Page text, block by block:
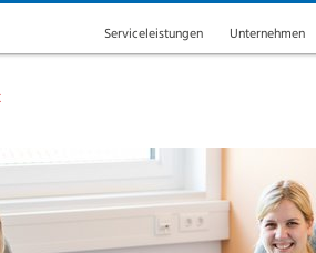
Serviceleistungen Unternehmen